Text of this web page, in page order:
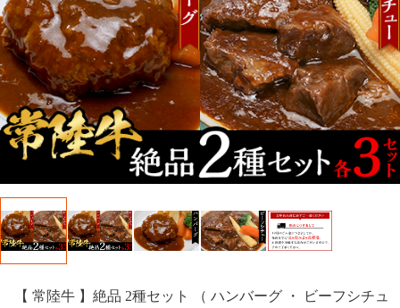
【 常陸牛 】絶品 2種セット （ ハンバーグ ・ ビーフシチュ